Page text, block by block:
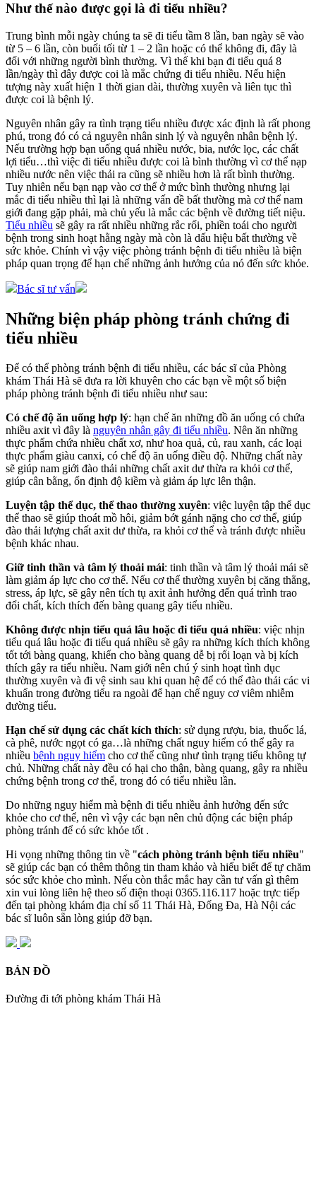
Như thế nào được gọi là đi tiểu nhiều?
Trung bình mỗi ngày chúng ta sẽ đi tiểu tầm 8 lần, ban ngày sẽ vào
từ 5 – 6 lần, còn buổi tối từ 1 – 2 lần hoặc có thể không đi, đây là
đối với những người bình thường. Vì thế khi bạn đi tiểu quá 8
lần/ngày thì đây được coi là mắc chứng đi tiểu nhiều. Nếu hiện
tượng này xuất hiện 1 thời gian dài, thường xuyên và liên tục thì
được coi là bệnh lý.
Nguyên nhân gây ra tình trạng tiểu nhiều được xác định là rất phong
phú, trong đó có cả nguyên nhân sinh lý và nguyên nhân bệnh lý.
Nếu trường hợp bạn uống quá nhiều nước, bia, nước lọc, các chất
lợi tiểu…thì việc đi tiểu nhiều được coi là bình thường vì cơ thể nạp
nhiều nước nên việc thải ra cũng sẽ nhiều hơn là rất bình thường.
Tuy nhiên nếu bạn nạp vào cơ thể ở mức bình thường nhưng lại
mắc đi tiểu nhiều thì lại là những vấn đề bất thường mà cơ thể nam
giới đang gặp phải, mà chủ yếu là mắc các bệnh về đường tiết niệu.
Tiểu nhiều sẽ gây ra rất nhiều những rắc rối, phiền toái cho người
bệnh trong sinh hoạt hằng ngày mà còn là dấu hiệu bất thường về
sức khỏe. Chính vì vậy việc phòng tránh bệnh đi tiểu nhiều là biện
pháp quan trọng để hạn chế những ảnh hưởng của nó đến sức khỏe.
Bác sĩ tư vấn
Những biện pháp phòng tránh chứng đi
tiểu nhiều
Để có thể phòng tránh bệnh đi tiểu nhiều, các bác sĩ của Phòng
khám Thái Hà sẽ đưa ra lời khuyên cho các bạn về một số biện
pháp phòng tránh bệnh đi tiểu nhiều như sau:
Có chế độ ăn uống hợp lý: hạn chế ăn những đồ ăn uống có chứa
nhiều axit vì đây là nguyên nhân gây đi tiểu nhiều. Nên ăn những
thực phẩm chứa nhiều chất xơ, như hoa quả, củ, rau xanh, các loại
thực phẩm giàu canxi, có chế độ ăn uống điều độ. Những chất này
sẽ giúp nam giới đào thải những chất axit dư thừa ra khỏi cơ thể,
giúp cân bằng, ổn định độ kiềm và giảm áp lực lên thận.
Luyện tập thể dục, thể thao thường xuyên: việc luyện tập thể dục
thể thao sẽ giúp thoát mồ hôi, giảm bớt gánh nặng cho cơ thể, giúp
đào thải lượng chất axit dư thừa, ra khỏi cơ thể và tránh được nhiều
bệnh khác nhau.
Giữ tinh thần và tâm lý thoải mái: tinh thần và tâm lý thoải mái sẽ
làm giảm áp lực cho cơ thể. Nếu cơ thể thường xuyên bị căng thẳng,
stress, áp lực, sẽ gây nên tích tụ axit ảnh hưởng đến quá trình trao
đổi chất, kích thích đến bàng quang gây tiểu nhiều.
Không được nhịn tiểu quá lâu hoặc đi tiểu quá nhiều: việc nhịn
tiểu quá lâu hoặc đi tiểu quá nhiều sẽ gây ra những kích thích không
tốt tới bàng quang, khiến cho bàng quang dễ bị rối loạn và bị kích
thích gây ra tiểu nhiều. Nam giới nên chú ý sinh hoạt tình dục
thường xuyên và đi vệ sinh sau khi quan hệ để có thể đào thải các vi
khuẩn trong đường tiểu ra ngoài để hạn chế nguy cơ viêm nhiễm
đường tiểu.
Hạn chế sử dụng các chất kích thích: sử dụng rượu, bia, thuốc lá,
cà phê, nước ngọt có ga…là những chất nguy hiểm có thể gây ra
nhiều bệnh nguy hiểm cho cơ thể cũng như tình trạng tiểu không tự
chủ. Những chất này đều có hại cho thận, bàng quang, gây ra nhiều
chứng bệnh trong cơ thể, trong đó có tiểu nhiều lần.
Do những nguy hiểm mà bệnh đi tiểu nhiều ảnh hưởng đến sức
khỏe cho cơ thể, nên vì vậy các bạn nên chủ động các biện pháp
phòng tránh để có sức khỏe tốt .
Hi vọng những thông tin về "cách phòng tránh bệnh tiểu nhiều"
sẽ giúp các bạn có thêm thông tin tham khảo và hiểu biết để tự chăm
sóc sức khỏe cho mình. Nếu còn thắc mắc hay cần tư vấn gì thêm
xin vui lòng liên hệ theo số điện thoại 0365.116.117 hoặc trực tiếp
đến tại phòng khám địa chỉ số 11 Thái Hà, Đống Đa, Hà Nội các
bác sĩ luôn sẵn lòng giúp đỡ bạn.
BẢN ĐỒ
Đường đi tới phòng khám Thái Hà